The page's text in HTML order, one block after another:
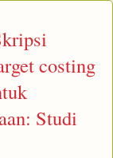
costing
Studi